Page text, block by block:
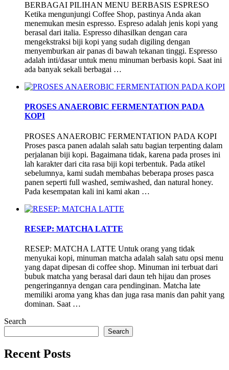
BERBAGAI PILIHAN MENU BERBASIS ESPRESO
Ketika mengunjungi Coffee Shop, pastinya Anda akan
menemukan mesin espresso. Espreso adalah jenis kopi yang
berasal dari italia. Espresso dihasilkan dengan cara
mengekstraksi biji kopi yang sudah digiling dengan
menyemburkan air panas di bawah tekanan tinggi. Espresso
adalah inti/dasar untuk menu minuman berbasis kopi. Saat ini
ada banyak sekali berbagai …
PROSES ANAEROBIC FERMENTATION PADA
KOPI
PROSES ANAEROBIC FERMENTATION PADA KOPI
Proses pasca panen adalah salah satu bagian terpenting dalam
perjalanan biji kopi. Bagaimana tidak, karena pada proses ini
lah karakter dari cita rasa biji kopi terbentuk. Pada atikel
sebelumnya, kami sudah membahas beberapa proses pasca
panen seperti full washed, semiwashed, dan natural honey.
Pada kesempatan kali ini kami akan …
RESEP: MATCHA LATTE
RESEP: MATCHA LATTE Untuk orang yang tidak
menyukai kopi, minuman matcha adalah salah satu opsi menu
yang dapat dipesan di coffee shop. Minuman ini terbuat dari
bubuk matcha yang berasal dari daun teh hijau dan proses
pengeringannya dengan cara pendinginan. Matcha late
memiliki aroma yang khas dan juga rasa manis dan pahit yang
dominan. Saat …
Search
Search
Recent Posts